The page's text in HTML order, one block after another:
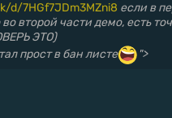
d/7HGf7JDm3MZni8 если в
второй части демо, есть
ЭТО)
прост в бан листе
">